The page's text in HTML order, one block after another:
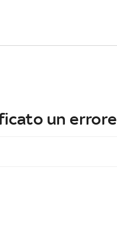
un errore